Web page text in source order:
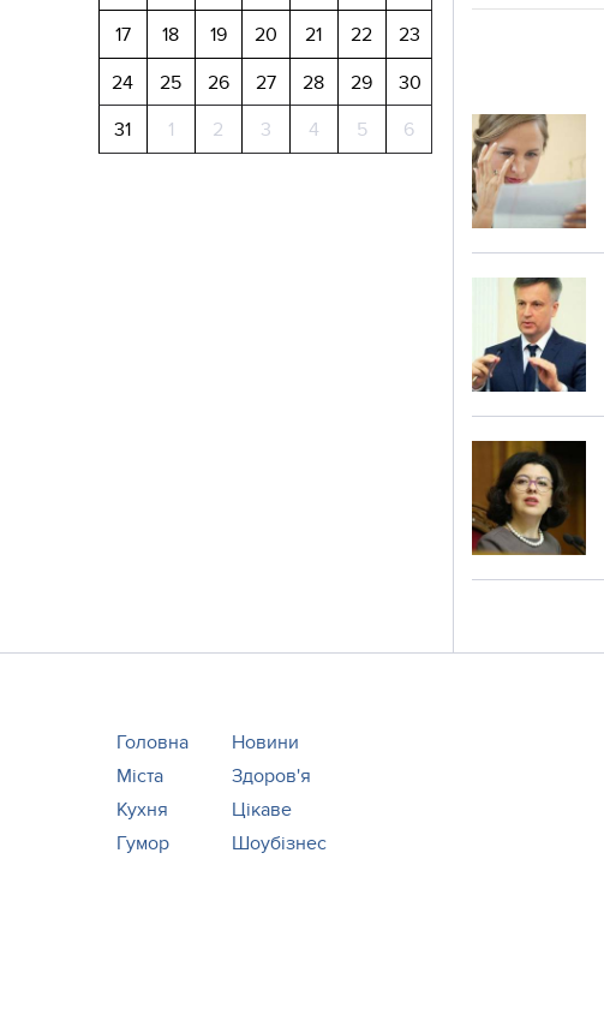
17
18 19 20 21 22
23
24
25 26 27 28 29
30
31
1 2 3 4 5 6
Головна
Новини
Міста
Здоров'я
Кухня
Цікаве
Гумор
Шоубізнес